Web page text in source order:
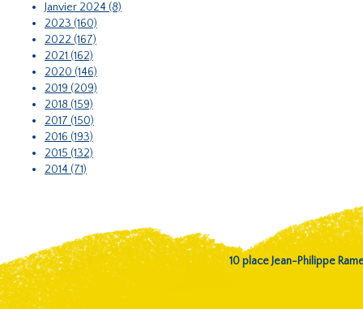
Janvier 2024 (8)
2023 (160)
2022 (167)
2021 (162)
2020 (146)
2019 (209)
2018 (159)
2017 (150)
2016 (193)
2015 (132)
2014 (71)
10 place Jean-Philippe